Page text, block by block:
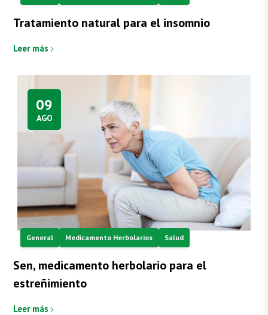
Tratamiento natural para el insomnio
Leer más
09
AGO
General Medicamento Herbolarios Salud
Sen, medicamento herbolario para el
estreñimiento
Leer más